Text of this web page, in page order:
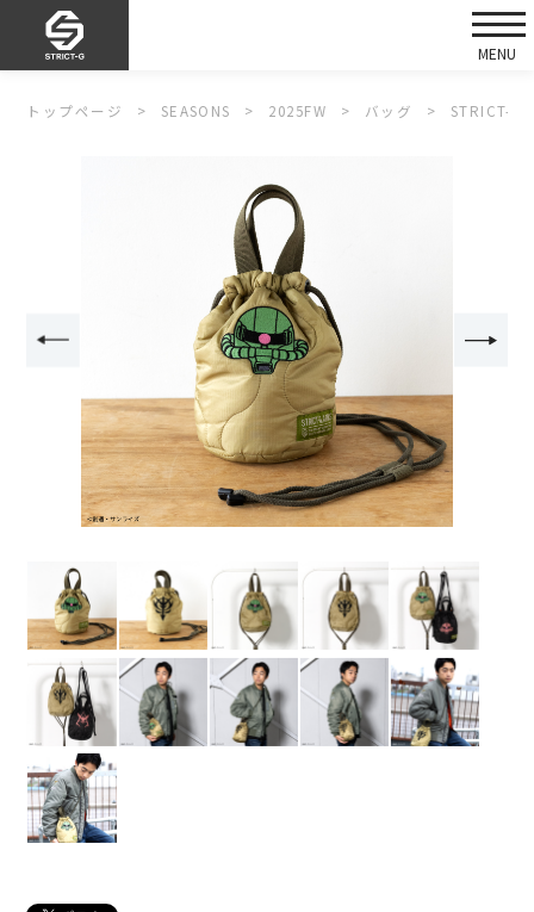
トップページ SEASONS 2025FW バッグ STRICT-